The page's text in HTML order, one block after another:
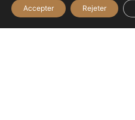
Accepter Rejeter